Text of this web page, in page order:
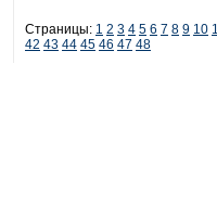
Страницы: 1 2 3 4 5 6 7 8 9 10
42 43 44 45 46 47 48